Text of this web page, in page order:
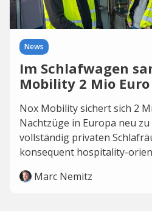
News
Im Schlafwagen
Mobility 2 Mio
Nox Mobility sichert sich 2
Nachtzüge in Europa neu
vollständig privaten
konsequent hospitality-
Marc Nemitz